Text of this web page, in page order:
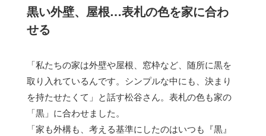
黒い外壁、屋根…表札の色を家に合わ
せる
「私たちの家は外壁や屋根、窓枠など、随所に黒を
取り入れているんです。シンプルな中にも、決まり
を持たせたくて」と話す松谷さん。表札の色も家の
「黒」に合わせました。
「家も外構も、考える基準にしたのはいつも『黒』